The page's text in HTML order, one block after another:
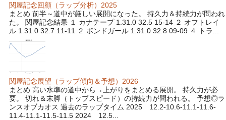
関屋記念回顧（ラップ分析）2025
まとめ 前半～道中が厳しい展開になった。 持久力＆持続力が問われ
た。 関屋記念結果 １ カナテープ 1.31.0 32.5 15-14 ２ オフトレイ
ル 1.31.0 32.7 11-11 ２ ボンドガール 1.31.0 32.8 09-09 ４ トラ...
関屋記念展望（ラップ傾向＆予想）2026
まとめ 高い水準の道中から→上がりをまとめる展開。 持久力が必
要。 切れ＆末脚（トップスピード）の持続力が問われる。 予想◎ラ
ンスオブカオス 過去のラップタイム 2025 12.2-10.6-11.1-11.6-
11.4-11.1-11.5-11.5 2024 12.5...